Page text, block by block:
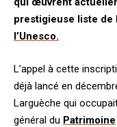
prestigieuse liste de
l’Unesco.
L’appel à cette
déjà lancé en
Larguèche qui
général du Patrimoine